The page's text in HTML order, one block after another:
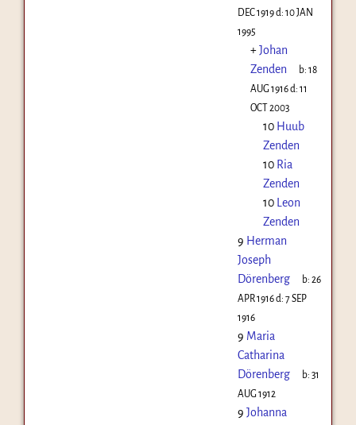
DEC 1919d: 10 JAN
1995
+Johan
Zenden
b:18
AUG 1916d: 11
OCT 2003
10 Huub
Zenden
10 Ria
Zenden
10 Leon
Zenden
9 Herman
Joseph
Dörenberg
b:26
APR 1916d: 7 SEP
1916
9 Maria
Catharina
Dörenberg
b:31
AUG 1912
9 Johanna